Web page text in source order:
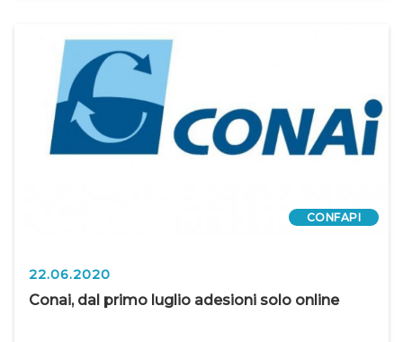
CONFAPI
22.06.2020
Conai, dal primo luglio adesioni solo online